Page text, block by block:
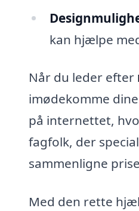
kan hjælpe
Når du leder efter
imødekomme
på internettet,
fagfolk, der
sammenligne
Med den rette